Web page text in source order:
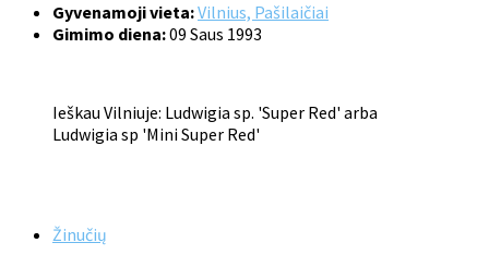
Gyvenamoji vieta:Vilnius, Pašilaičiai
Gimimo diena:09 Saus 1993
Ieškau Vilniuje: Ludwigia sp. 'Super Red' arba
Ludwigia sp 'Mini Super Red'
Žinučių